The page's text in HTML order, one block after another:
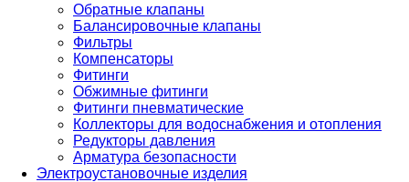
Обратные клапаны
Балансировочные клапаны
Фильтры
Компенсаторы
Фитинги
Обжимные фитинги
Фитинги пневматические
Коллекторы для водоснабжения и отопления
Редукторы давления
Арматура безопасности
Электроустановочные изделия